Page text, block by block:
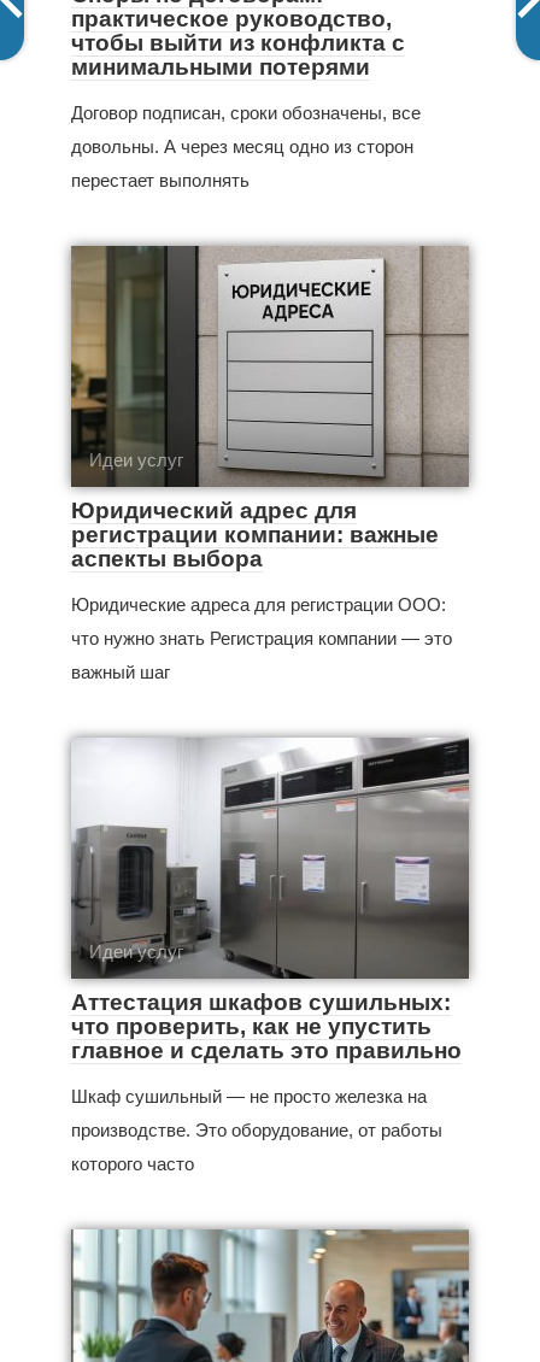
практическое руководство,
чтобы выйти из конфликта с
минимальными потерями
Договор подписан, сроки обозначены, все
довольны. А через месяц одно из сторон
перестает выполнять
Идеи услуг
Юридический адрес для
регистрации компании: важные
аспекты выбора
Юридические адреса для регистрации ООО:
что нужно знать Регистрация компании — это
важный шаг
Идеи услуг
Аттестация шкафов сушильных:
что проверить, как не упустить
главное и сделать это правильно
Шкаф сушильный — не просто железка на
производстве. Это оборудование, от работы
которого часто